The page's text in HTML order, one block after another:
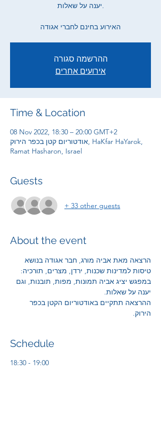
יענה על שאלות.
האירוע בחינם לחברי אגודה
ההרשמה סגורה
אירועים אחרים
Time & Location
08 Nov 2022, 18:30 – 20:00 GMT+2
אודטוריום קטן בכפר הירוק, HaKfar HaYarok,
Ramat Hasharon, Israel
Guests
+ 33 other guests
About the event
הרצאה מאת אביה מורג, חבר אגודה בנושא
טיסות למדינות שכנות, ירדן, מצרים, תורכיה:
במפגש יציג אביה תמונות, מפות, תובנות, וגם
יענה על שאלות.
ההרצאה תתקיים באודטוריום הקטן בכפר
הירוק.
Schedule
18:30 - 19:00